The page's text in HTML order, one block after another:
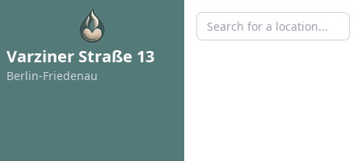
Varziner Straße 13
Berlin-Friedenau